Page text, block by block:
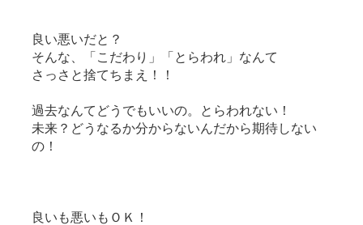
良い悪いだと？
そんな、「こだわり」「とらわれ」なんて
さっさと捨てちまえ！！
過去なんてどうでもいいの。とらわれない！
未来？どうなるか分からないんだから期待しない
の！
良いも悪いもＯＫ！